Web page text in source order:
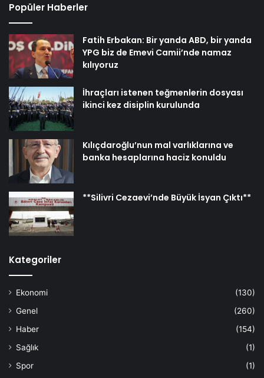
Popüler Haberler
Fatih Erbakan: Bir yanda ABD, bir yanda
YPG biz de Emevi Camii’nde namaz
kılıyoruz
İhraçları istenen teğmenlerin dosyası
ikinci kez disiplin kurulunda
Kılıçdaroğlu’nun mal varlıklarına ve
banka hesaplarına haciz konuldu
**Silivri Cezaevi’nde Büyük İsyan Çıktı**
Kategoriler
Ekonomi
(130)
Genel
(260)
Haber
(154)
Sağlık
(1)
Spor
(1)